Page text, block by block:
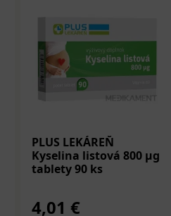
PLUS LEKÁREŇ
Kyselina listová 800 µg
tablety 90 ks
4,01 €